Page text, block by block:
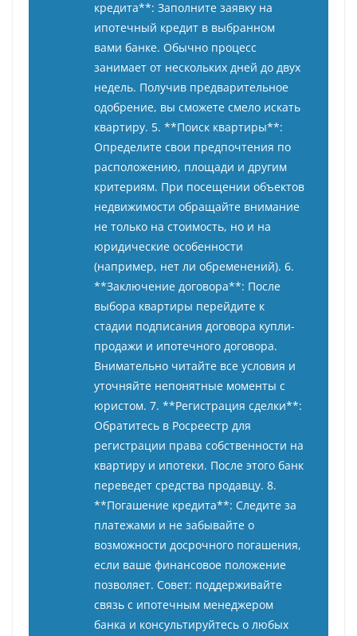
кредита**: Заполните заявку на
ипотечный кредит в выбранном
вами банке. Обычно процесс
занимает от нескольких дней до двух
недель. Получив предварительное
одобрение, вы сможете смело искать
квартиру. 5. **Поиск квартиры**:
Определите свои предпочтения по
расположению, площади и другим
критериям. При посещении объектов
недвижимости обращайте внимание
не только на стоимость, но и на
юридические особенности
(например, нет ли обременений). 6.
**Заключение договора**: После
выбора квартиры перейдите к
стадии подписания договора купли-
продажи и ипотечного договора.
Внимательно читайте все условия и
уточняйте непонятные моменты с
юристом. 7. **Регистрация сделки**:
Обратитесь в Росреестр для
регистрации права собственности на
квартиру и ипотеки. После этого банк
переведет средства продавцу. 8.
**Погашение кредита**: Следите за
платежами и не забывайте о
возможности досрочного погашения,
если ваше финансовое положение
позволяет. Совет: поддерживайте
связь с ипотечным менеджером
банка и консультируйтесь о любых